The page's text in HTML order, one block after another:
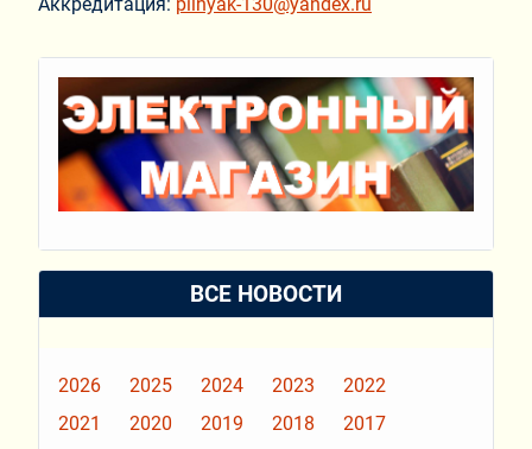
Аккредитация: pilnyak-130@yandex.ru
ВСЕ НОВОСТИ
2026 2025 2024 2023
2022
2021
2020 2019 2018
2017